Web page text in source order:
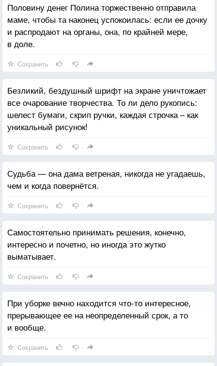
Половину денег Полина торжественно отправила
маме, чтобы та наконец успокоилась: если ее дочку
и распродают на органы, она, по крайней мере,
в доле.
Сохранить
Безликий, бездушный шрифт на экране уничтожает
все очарование творчества. То ли дело рукопись:
шелест бумаги, скрип ручки, каждая строчка – как
уникальный рисунок!
Сохранить
Судьба — она дама ветреная, никогда не угадаешь,
чем и когда повернётся.
Сохранить
Самостоятельно принимать решения, конечно,
интересно и почетно, но иногда это жутко
выматывает.
Сохранить
При уборке вечно находится что-то интересное,
прерывающее ее на неопределенный срок, а то
и вообще.
Сохранить